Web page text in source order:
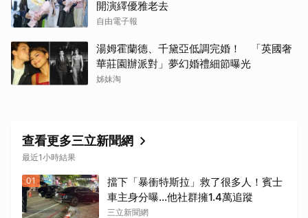
開演繹優雅老去
自由電子報
湯姆霍蘭德、千黛亞低調完婚！ 「英國奢
華莊園辦派對」夢幻婚禮細節曝光
姊妹淘
查看更多三立新聞網
最近1小時結果
01
擋下「暴衝特斯拉」救了很多人！賓士
車主身分曝…他社群擁1.4萬追蹤
三立新聞網